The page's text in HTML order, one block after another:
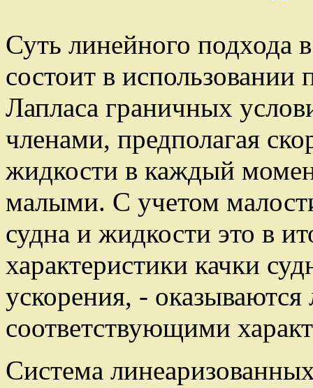
Суть линейного подхода
состоит в
Лапласа граничных
членами, предполагая
жидкости в каждый
малыми. С учетом
судна и жидкости это в
характеристики качки
ускорения, -
соответствующими
Система